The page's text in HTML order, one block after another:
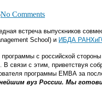
No Comments
встречавыпускников
School) и ИБДА
с российской стороны
связи с этим, приветствуя
программы ЕМВА за
вуз России. Мы